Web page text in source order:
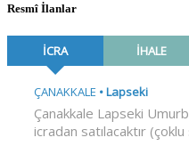
Resmî İlanlar